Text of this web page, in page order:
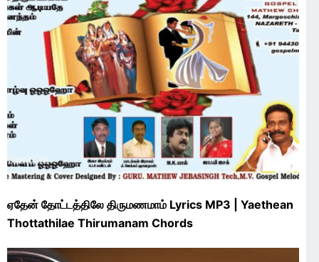
ஏதேன் தோட்டத்திலே திருமணமாம் Lyrics MP3 | Yaethean
Thottathilae Thirumanam Chords